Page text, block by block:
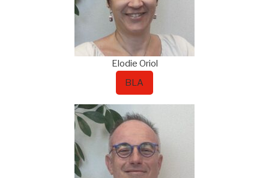
Elodie Oriol
BLA